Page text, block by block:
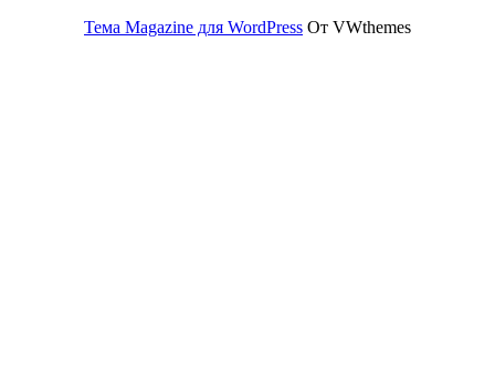
Тема Magazine для WordPress От VWthemes